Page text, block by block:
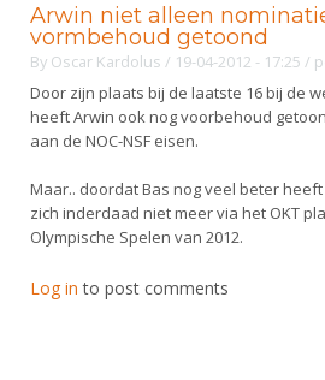
Arwin niet alleen
vormbehoud getoond
By Oscar Kardolus / 19-04-2012 - 17:25 /
Door zijn plaats bij de laatste 16 bij de
heeft Arwin ook nog voorbehoud
aan de NOC-NSF eisen.
Maar.. doordat Bas nog veel beter
zich inderdaad niet meer via het OKT
Olympische Spelen van 2012.
Log in to post comments